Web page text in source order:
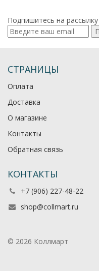
Подпишитесь на
СТРАНИЦЫ
Оплата
Доставка
О магазине
Контакты
Обратная связь
КОНТАКТЫ
+7 (906) 227-48-22
shop@collmart.ru
© 2026 Коллмарт